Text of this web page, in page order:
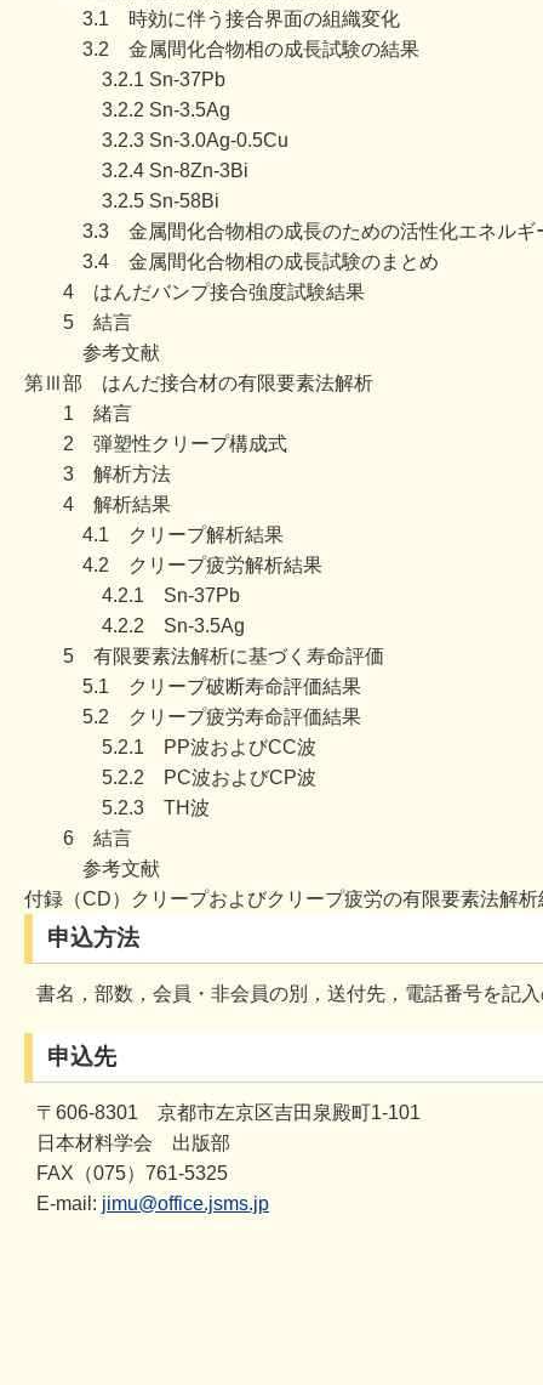
3.1 時効に伴う接合界面の組織変化
3.2 金属間化合物相の成長試験の結果
3.2.1 Sn-37Pb
3.2.2 Sn-3.5Ag
3.2.3 Sn-3.0Ag-0.5Cu
3.2.4 Sn-8Zn-3Bi
3.2.5 Sn-58Bi
3.3 金属間化合物相の成長のための活性化エネルギ
3.4 金属間化合物相の成長試験のまとめ
4 はんだバンプ接合強度試験結果
5 結言
参考文献
第Ⅲ部 はんだ接合材の有限要素法解析
1 緒言
2 弾塑性クリープ構成式
3 解析方法
4 解析結果
4.1 クリープ解析結果
4.2 クリープ疲労解析結果
4.2.1 Sn-37Pb
4.2.2 Sn-3.5Ag
5 有限要素法解析に基づく寿命評価
5.1 クリープ破断寿命評価結果
5.2 クリープ疲労寿命評価結果
5.2.1 PP波およびCC波
5.2.2 PC波およびCP波
5.2.3 TH波
6 結言
参考文献
付録（CD）クリープおよびクリープ疲労の有限要素法解
申込方法
書名，部数，会員・非会員の別，送付先，電話番号を記
申込先
〒606-8301 京都市左京区吉田泉殿町1-101
日本材料学会 出版部
FAX（075）761-5325
E-mail: jimu@office.jsms.jp